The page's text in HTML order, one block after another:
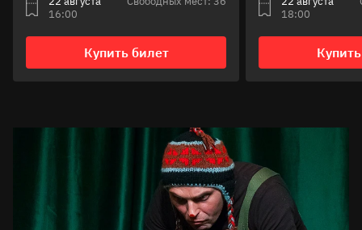
16:00
Купить билет
18:00